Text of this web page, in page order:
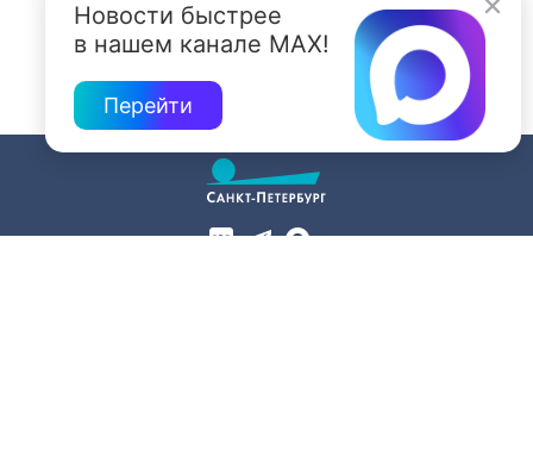
Новости быстрее
в нашем канале MAX!
Перейти